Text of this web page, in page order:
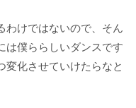
わけではないので、そん
は僕ららしいダンスです
変化させていけたらなと